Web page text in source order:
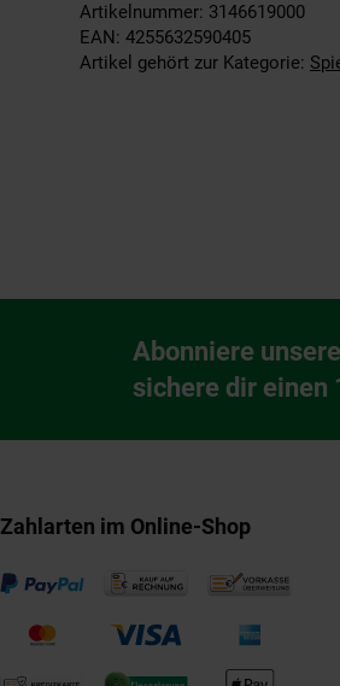
Artikelnummer: 3146619000
EAN: 4255632590405
Artikel gehört zur Kategorie:
Newsletter
Abonniere
sichere dir einen
Zahlarten im Online-Shop